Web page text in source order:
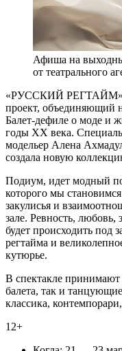
Афиша на
от театрального
«РУССКИЙ РЕГТАЙМ»
проект, объединяющий
Балет-дефиле о моде и
годы ХХ века.
модельер Алена
создала новую
Подиум, идет модный
которого мы
закулисья и
зале. Ревность, любовь,
будет происходить под
регтайма и
кутюрье.
В спектакле принимают
балета, так и
классика,
12+